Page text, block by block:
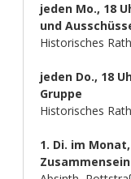
jeden Mo., 18
und
Historisches
jeden Do., 18
Gruppe
Historisches
1. Di. im
Zusammensein